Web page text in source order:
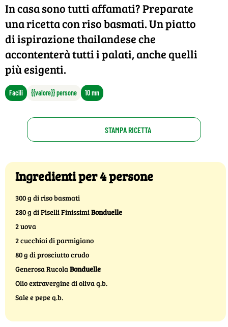
In casa sono tutti affamati? Preparate
una ricetta con riso basmati. Un piatto
di ispirazione thailandese che
accontenterà tutti i palati, anche quelli
più esigenti.
Facili {{valore}} persone 10 mn
STAMPA RICETTA
Ingredienti per 4 persone
300 g di riso basmati
280 g di Piselli FinissimiBonduelle
2 uova
2 cucchiai di parmigiano
80 g di prosciutto crudo
Generosa RucolaBonduelle
Olio extravergine di oliva q.b.
Sale e pepe q.b.